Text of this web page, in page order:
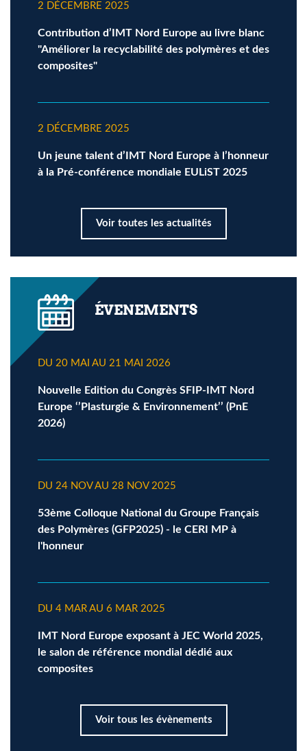
2 DÉCEMBRE 2025
Contribution d’IMT Nord Europe au livre blanc
"Améliorer la recyclabilité des polymères et des
composites"
2 DÉCEMBRE 2025
Un jeune talent d’IMT Nord Europe à l’honneur
à la Pré-conférence mondiale EULiST 2025
Voir toutes les actualités
ÉVENEMENTS
DU 20 MAI AU 21 MAI 2026
Nouvelle Edition du Congrès SFIP-IMT Nord
Europe ‘’Plasturgie & Environnement’’ (PnE
2026)
DU 24 NOV AU 28 NOV 2025
53ème Colloque National du Groupe Français
des Polymères (GFP2025) - le CERI MP à
l'honneur
DU 4 MAR AU 6 MAR 2025
IMT Nord Europe exposant à JEC World 2025,
le salon de référence mondial dédié aux
composites
Voir tous les évènements